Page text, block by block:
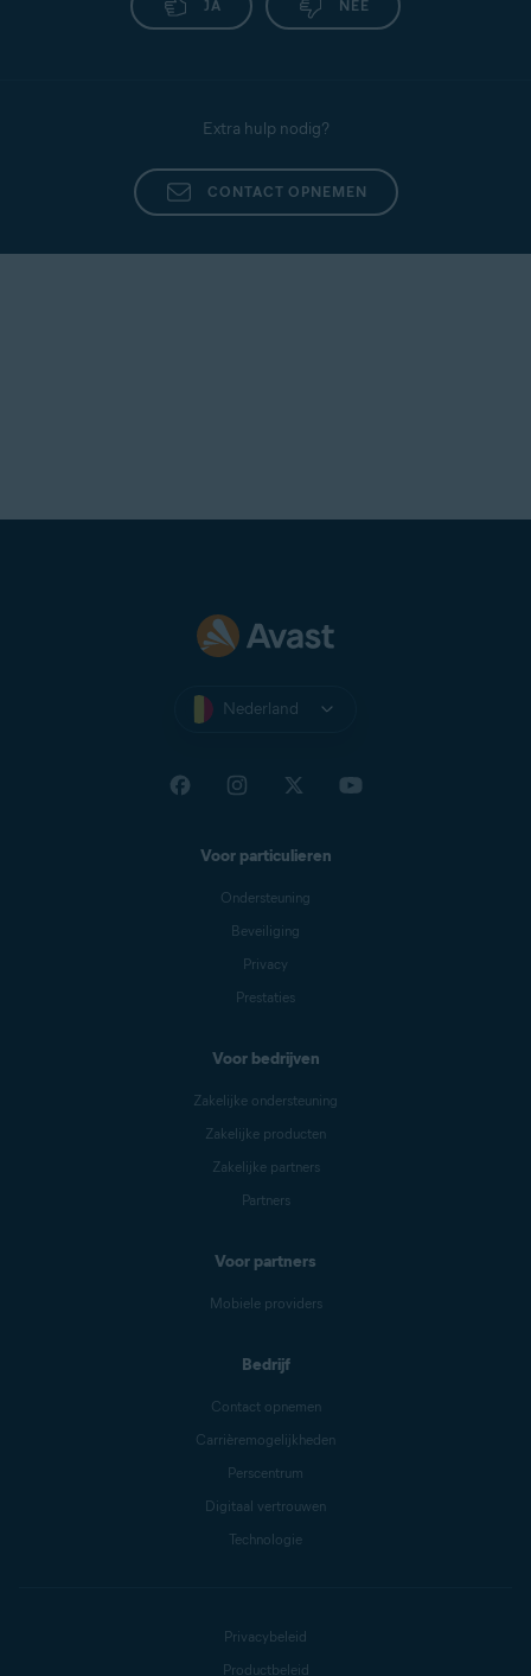
JA NEE
Extra hulp nodig?
CONTACT OPNEMEN
Nederland
Voor particulieren
Ondersteuning
Beveiliging
Privacy
Prestaties
Voor bedrijven
Zakelijke ondersteuning
Zakelijke producten
Zakelijke partners
Partners
Voor partners
Mobiele providers
Bedrijf
Contact opnemen
Carrièremogelijkheden
Perscentrum
Digitaal vertrouwen
Technologie
Privacybeleid
Productbeleid